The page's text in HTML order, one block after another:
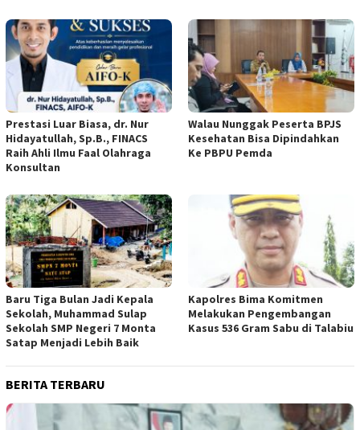
Prestasi Luar Biasa, dr. Nur
Hidayatullah, Sp.B., FINACS
Raih Ahli Ilmu Faal Olahraga
Konsultan
Walau Nunggak Peserta BPJS
Kesehatan Bisa Dipindahkan
Ke PBPU Pemda
Baru Tiga Bulan Jadi Kepala
Sekolah, Muhammad Sulap
Sekolah SMP Negeri 7 Monta
Satap Menjadi Lebih Baik
Kapolres Bima Komitmen
Melakukan Pengembangan
Kasus 536 Gram Sabu di Talabiu
BERITA TERBARU